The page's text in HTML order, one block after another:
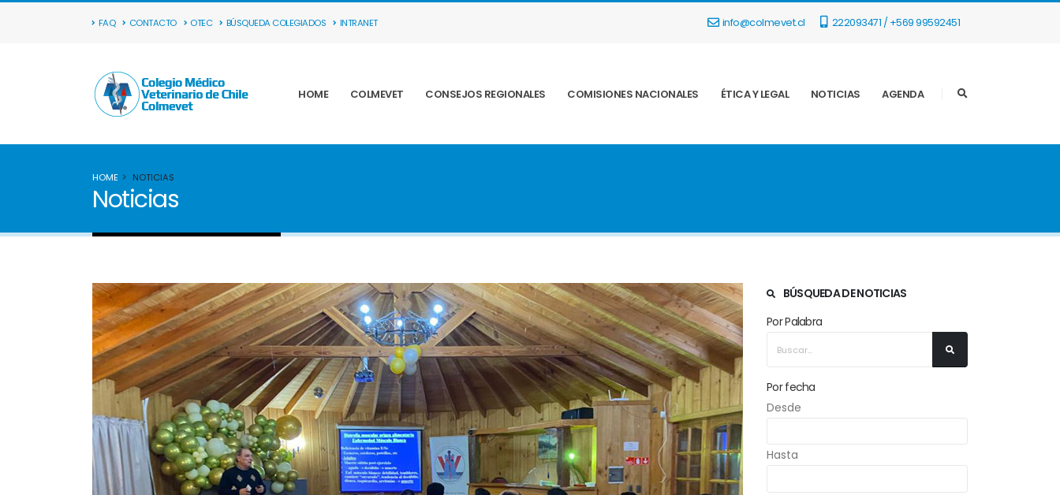
FAQ CONTACTO OTEC BÚSQUEDA COLEGIADOS INTRANET info@colmevet.cl 222093471 / +569 99592451
HOME COLMEVET CONSEJOS REGIONALES COMISIONES NACIONALES ÉTICA Y LEGAL NOTICIAS AGENDA
HOME NOTICIAS
Noticias
BÚSQUEDA DE NOTICIAS
Por Palabra
Por fecha
Desde
Hasta